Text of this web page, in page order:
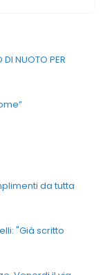
NUOTO PER
da tutta
"Già scritto